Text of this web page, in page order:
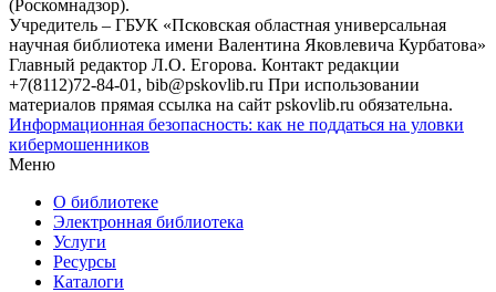
(Роскомнадзор).
Учредитель – ГБУК «Псковская областная универсальная
научная библиотека имени Валентина Яковлевича Курбатова»
Главный редактор Л.О. Егорова. Контакт редакции
+7(8112)72-84-01, bib@pskovlib.ru При использовании
материалов прямая ссылка на сайт pskovlib.ru обязательна.
Информационная безопасность: как не поддаться на уловки
кибермошенников
Меню
О библиотеке
Электронная библиотека
Услуги
Ресурсы
Каталоги